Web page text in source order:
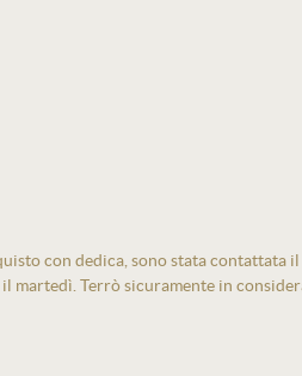
con dedica, sono stata
martedì. Terrò sicuramente in